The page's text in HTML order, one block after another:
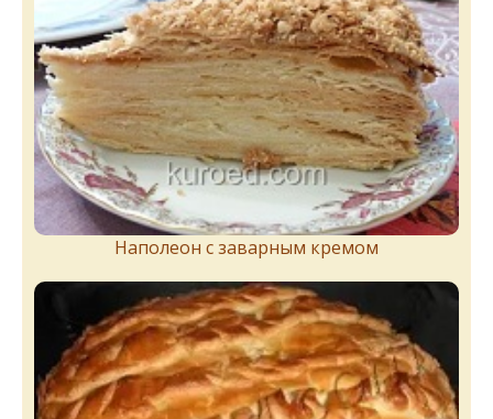
Наполеон с заварным кремом